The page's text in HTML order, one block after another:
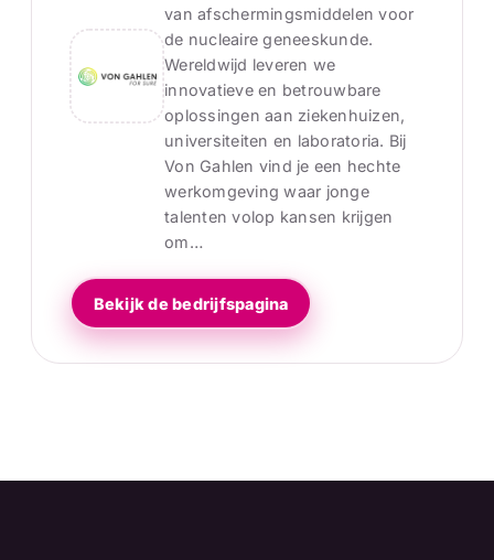
van afschermingsmiddelen voor
de nucleaire geneeskunde.
Wereldwijd leveren we
innovatieve en betrouwbare
oplossingen aan ziekenhuizen,
universiteiten en laboratoria. Bij
Von Gahlen vind je een hechte
werkomgeving waar jonge
talenten volop kansen krijgen
om…
Bekijk de bedrijfspagina